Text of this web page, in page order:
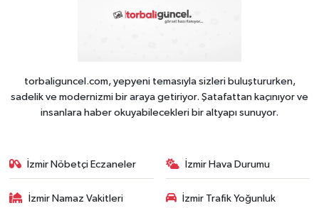
torbaliguncel.com, yepyeni temasıyla sizleri buluştururken,
sadelik ve modernizmi bir araya getiriyor. Şatafattan kaçınıyor ve
insanlara haber okuyabilecekleri bir altyapı sunuyor.
İzmir Nöbetçi Eczaneler İzmir Hava Durumu
İzmir Namaz Vakitleri
İzmir Trafik Yoğunluk